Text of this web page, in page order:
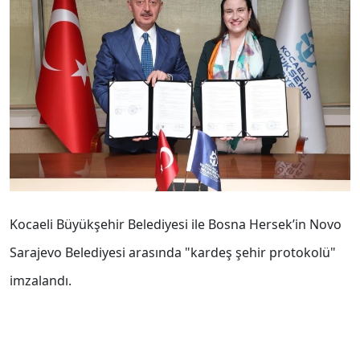
Kocaeli Büyükşehir Belediyesi ile Bosna Hersek’in Novo
Sarajevo Belediyesi arasında "kardeş şehir protokolü"
imzalandı.